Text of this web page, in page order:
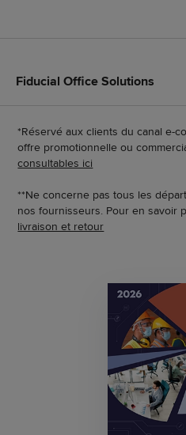
Fiducial Office Solutions
*Réservé aux clients du canal e-
offre promotionnelle ou
consultables ici
**Ne concerne pas tous les
nos fournisseurs. Pour en savoir
livraison et retour